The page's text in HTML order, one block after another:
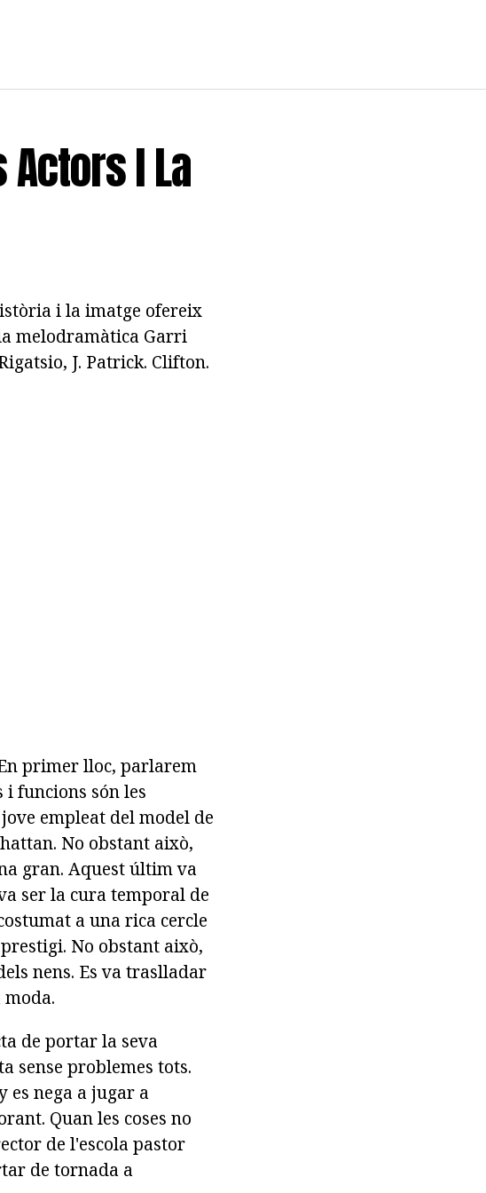
Actors I La
i la imatge ofereix
melodramàtica Garri
J. Patrick. Clifton.
primer lloc, parlarem
funcions són les
empleat del model de
No obstant això,
gran. Aquest últim va
ser la cura temporal de
a una rica cercle
No obstant això,
nens. Es va traslladar
de portar la seva
sense problemes tots.
nega a jugar a
Quan les coses no
de l'escola pastor
de tornada a